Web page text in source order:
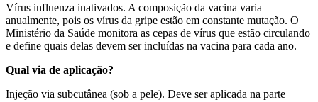
Vírus influenza inativados. A composição da vacina varia
anualmente, pois os vírus da gripe estão em constante mutação. O
Ministério da Saúde monitora as cepas de vírus que estão circulando
e define quais delas devem ser incluídas na vacina para cada ano.
Qual via de aplicação?
Injeção via subcutânea (sob a pele). Deve ser aplicada na parte